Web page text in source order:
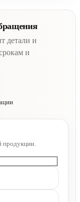
детали и
и
продукции.